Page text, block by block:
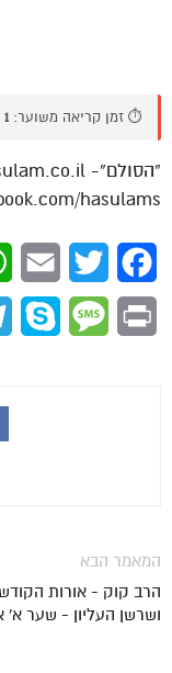
⏱️ זמן קריאה משוער: 1 דקה
hasulams
Facebook
Twitter
Print
Message
המאמר הבא
הרב קוק - אורות
ושרשן העליון - שער א'